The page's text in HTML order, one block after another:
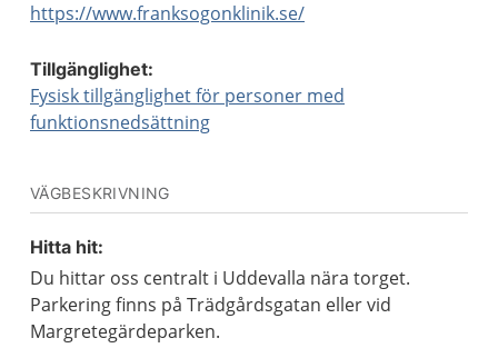
https://www.franksogonklinik.se/
Tillgänglighet:
Fysisk tillgänglighet för personer med
funktionsnedsättning
VÄGBESKRIVNING
Hitta hit:
Du hittar oss centralt i Uddevalla nära torget.
Parkering finns på Trädgårdsgatan eller vid
Margretegärdeparken.